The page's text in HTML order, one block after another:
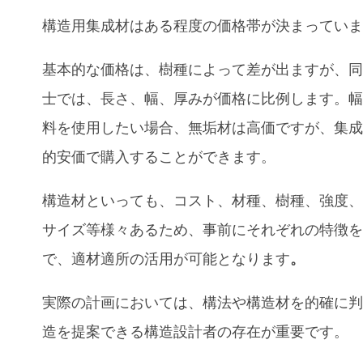
構造用集成材はある程度の価格帯が決まってい
基本的な価格は、樹種によって差が出ますが、
士では、長さ、幅、厚みが価格に比例します。
料を使用したい場合、無垢材は高価ですが、集
的安価で購入することができます。
構造材といっても、コスト、材種、樹種、強度
サイズ等様々あるため、事前にそれぞれの特徴
で、適材適所の活用が可能となります。
実際の計画においては、構法や構造材を的確に
造を提案できる構造設計者の存在が重要です。